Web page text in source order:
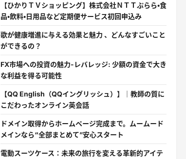
【ひかりＴＶショッピング】株式会社ＮＴＴぷらら・食
品・飲料・日用品など定期便サービス初回申込み
歌が健康増進に与える効果と魅力 、どんなすごいこと
ができるの？
FX市場への投資の魅力-レバレッジ: 少額の資金で大き
な利益を得る可能性
【QQ English（QQイングリッシュ）】｜教師の質に
こだわったオンライン英会話
ドメイン取得からホームページ完成まで。ムームード
メインなら“全部まとめて”安心スタート
電動スーツケース：未来の旅行を変える革新的アイテ